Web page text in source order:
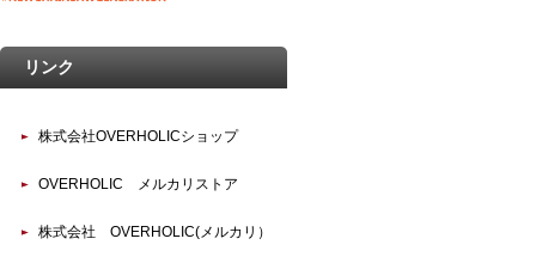
リンク
株式会社OVERHOLICショップ
OVERHOLIC メルカリストア
株式会社 OVERHOLIC(メルカリ）